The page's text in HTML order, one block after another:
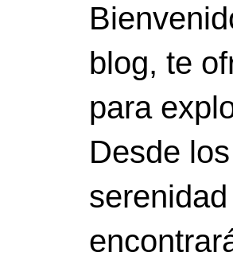
blog, te
para
Desde